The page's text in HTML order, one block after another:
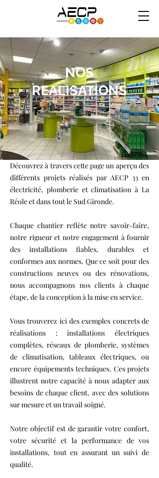
NOS
REALISATIONS
Découvrez à travers cette page un aperçu des
différents projets réalisés par AECP 33 en
électricité, plomberie et climatisation à La
Réole et dans tout le Sud Gironde.
Chaque chantier reflète notre savoir-faire,
notre rigueur et notre engagement à fournir
des installations fiables, durables et
conformes aux normes. Que ce soit pour des
constructions neuves ou des rénovations,
nous accompagnons nos clients à chaque
étape, de la conception à la mise en service.
Vous trouverez ici des exemples concrets de
réalisations : installations électriques
complètes, réseaux de plomberie, systèmes
de climatisation, tableaux électriques, ou
encore équipements techniques. Ces projets
illustrent notre capacité à nous adapter aux
besoins de chaque client, avec des solutions
sur mesure et un travail soigné.
Notre objectif est de garantir votre confort,
votre sécurité et la performance de vos
installations, tout en assurant un suivi de
qualité.